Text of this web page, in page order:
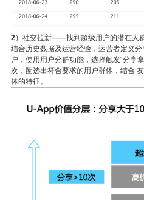
2）社交拉新——找到超级用户的潜在人
结合历史数据及运营经验，运营者定义
户，使用用户分群功能，选择触发“分享
次，圈选出符合要求的用户群体，结合
体的特征。